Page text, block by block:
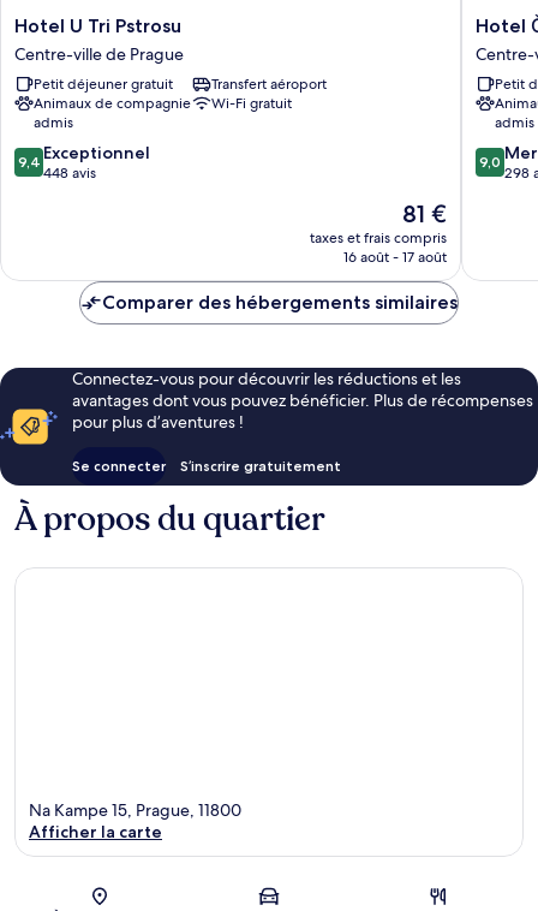
Hotel
U
Tri
Pstrosu
Centre-
ville
de
Prague
Hotel U Tri Pstrosu
Centre-ville de Prague
Petit déjeuner gratuit
Transfert aéroport
Animaux de compagnie
admis
Wi-Fi gratuit
9.4
sur
9,4 Exceptionnel
448 avis
Le
nouveau
prix
de
81 €
taxes et frais compris
16 août - 17 août
Hotel
Centre-
ville
de
Prague
Hotel
Centre-
Petit
admis
9.0
sur
9,0
298
Comparer des hébergements similaires
Connectez-vous pour découvrir les réductions et les
avantages dont vous pouvez bénéficier. Plus de récompenses
pour plus d’aventures !
Se connecter S’inscrire gratuitement
À propos du quartier
Carte
Na Kampe 15, Prague, 11800
Afficher la carte